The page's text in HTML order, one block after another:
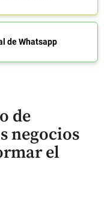
de Whatsapp
de
negocios
el